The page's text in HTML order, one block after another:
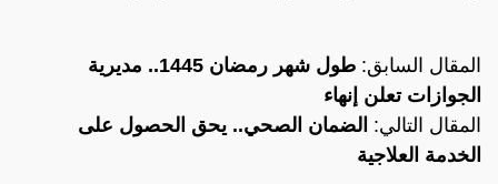
المقال السابق:
طول شهر رمضان 1445.. مديرية
الجوازات تعلن إنهاء
المقال التالي: الضمان الصحي.. يحق الحصول على
الخدمة العلاجية